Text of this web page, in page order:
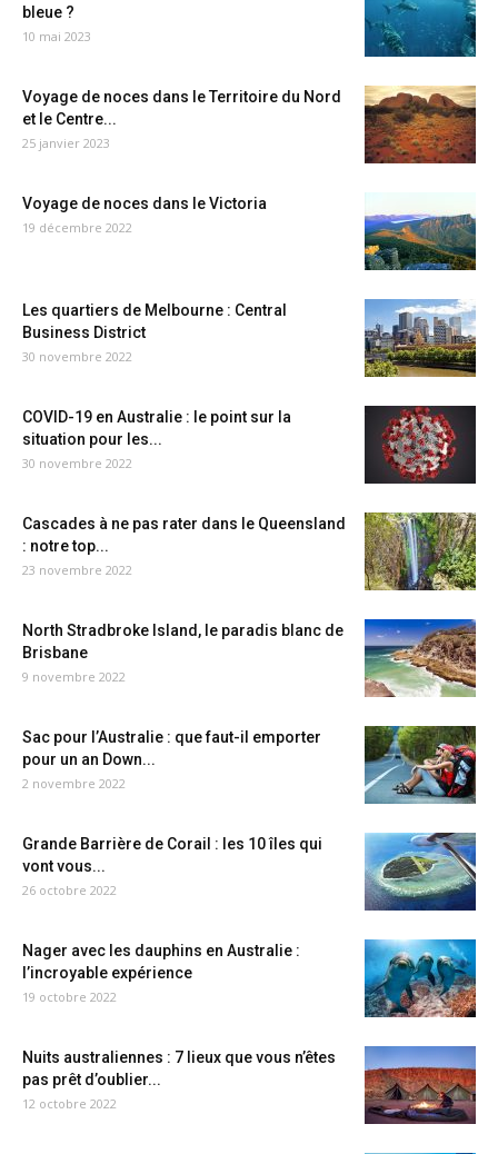
bleue ?
10 mai 2023
Voyage de noces dans le Territoire du Nord
et le Centre...
25 janvier 2023
Voyage de noces dans le Victoria
19 décembre 2022
Les quartiers de Melbourne : Central
Business District
30 novembre 2022
COVID-19 en Australie : le point sur la
situation pour les...
30 novembre 2022
Cascades à ne pas rater dans le Queensland
: notre top...
23 novembre 2022
North Stradbroke Island, le paradis blanc de
Brisbane
9 novembre 2022
Sac pour l’Australie : que faut-il emporter
pour un an Down...
2 novembre 2022
Grande Barrière de Corail : les 10 îles qui
vont vous...
26 octobre 2022
Nager avec les dauphins en Australie :
l’incroyable expérience
19 octobre 2022
Nuits australiennes : 7 lieux que vous n’êtes
pas prêt d’oublier...
12 octobre 2022